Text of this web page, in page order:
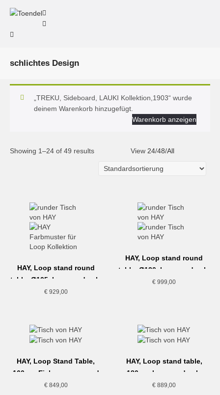
schlichtes Design
„TREKU, Sideboard, LAUKI Kollektion,1903“ wurde
deinem Warenkorb hinzugefügt.
Warenkorb anzeigen
Showing 1–24 of 49 results View 24/48/All
HAY, Loop stand round
table, Ø105, lacquered oak,
maroon red
€929,00
HAY, Loop stand round
table, Ø120, lacquered oak,
black
€ 999,00
HAY, Loop Stand Table,
160cm, Eiche, maroon red
€849,00
HAY, Loop stand table,
180cm, lacquered oak,
deep blue
€ 889,00